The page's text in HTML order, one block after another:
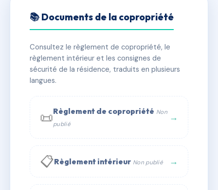
RESIDENCE MYRA
✓ Immatriculée 🏠 36 lots 🏗 1 bâtiment(s)
📞 Contacter Syndic Digital
📚 Documents de la copropriété
Consultez le règlement de copropriété, le
règlement intérieur et les consignes de
sécurité de la résidence, traduits en plusieurs
langues.
📜Règlement de copropriété Non
publié
→
📋Règlement intérieur Non publié →